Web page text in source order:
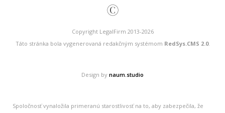
©
Copyright LegalFirm 2013-2026
Táto stránka bola vygenerovaná redakčným systémom RedSys.CMS 2.0.
Design by naum.studio
Spoločnosť vynaložila primeranú starostlivosť na to, aby zabezpečila, že